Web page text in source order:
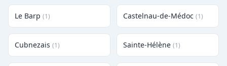
Le Barp (1) Castelnau-de-Médoc (1)
Cubnezais (1) Sainte-Hélène (1)